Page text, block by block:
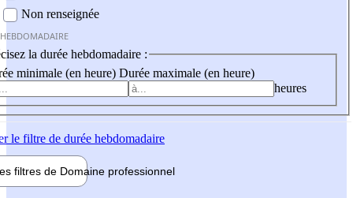
Non renseignée
la durée hebdomadaire :
minimale (en heure) Durée maximale (en heure)
heures
le filtre de durée hebdomadaire
filtres de Domaine professionnel